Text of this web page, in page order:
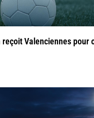
reçoit Valenciennes pour